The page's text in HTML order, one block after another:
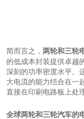
简而言之， 两轮和三轮
的低成本封装提供卓越
深刻的功率密度水平。
大电流的能力结合在一
直接在印刷电路板上处
全球两轮和三轮汽车的